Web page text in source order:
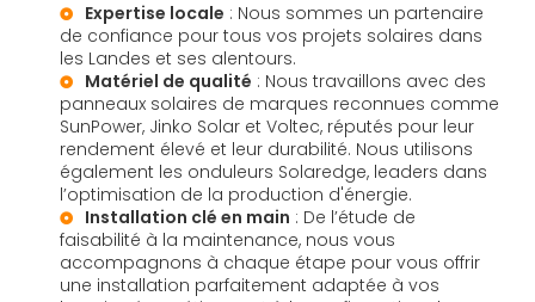
Expertise locale : Nous sommes un partenaire
de confiance pour tous vos projets solaires dans
les Landes et ses alentours.
Matériel de qualité : Nous travaillons avec des
panneaux solaires de marques reconnues comme
SunPower, Jinko Solar et Voltec, réputés pour leur
rendement élevé et leur durabilité. Nous utilisons
également les onduleurs Solaredge, leaders dans
l’optimisation de la production d'énergie.
Installation clé en main : De l’étude de
faisabilité à la maintenance, nous vous
accompagnons à chaque étape pour vous offrir
une installation parfaitement adaptée à vos